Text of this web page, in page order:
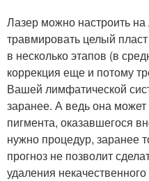
Лазер можно настроить
травмировать целый
в несколько этапов (в
коррекция еще и потому
Вашей лимфатической
заранее. А ведь она
пигмента, оказавшегося
нужно процедур, заранее
прогноз не позволит
удаления